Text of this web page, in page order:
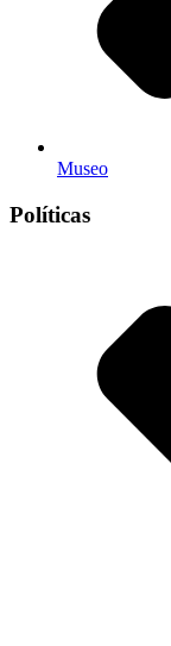
Museo
Políticas